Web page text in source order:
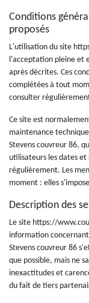
Conditions
proposés
L'utilisation du site
l'acceptation pleine et
après décrites. Ces
complétées à tout
consulter
Ce site est
maintenance
Stevens couvreur 86,
utilisateurs les dates
régulièrement. Les
moment : elles
Description des
Le site https://
information
Stevens couvreur 86
que possible, mais ne
inexactitudes et
du fait de tiers